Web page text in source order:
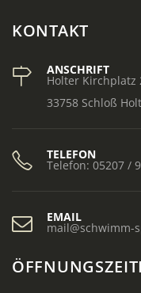
KONTAKT
ANSCHRIFT
Holter Kirchplatz
33758 Schloß
TELEFON
Telefon: 05207 /
EMAIL
mail@schwimm-